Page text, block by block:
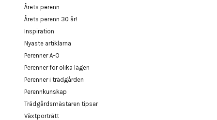
Årets perenn
Årets perenn 30 år!
Inspiration
Nyaste artiklarna
Perenner A-Ö
Perenner för olika lägen
Perenner i trädgården
Perennkunskap
Trädgårdsmästaren tipsar
Växtporträtt